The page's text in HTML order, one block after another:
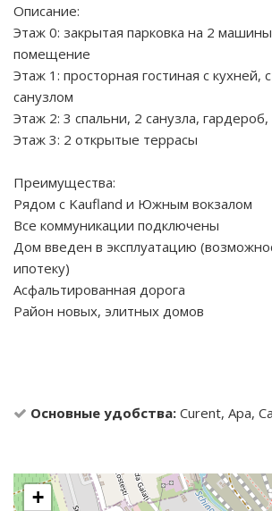
Описание:
Этаж 0: закрытая парковка на 2
помещение
Этаж 1: просторная гостиная с кухней,
санузлом
Этаж 2: 3 спальни, 2 санузла, гардероб,
Этаж 3: 2 открытые террасы
Преимущества:
Рядом с Kaufland и Южным вокзалом
Все коммуникации подключены
Дом введен в эксплуатацию
ипотеку)
Асфальтированная дорога
Район новых, элитных домов
Основные удобства: Curent, Apa,
+